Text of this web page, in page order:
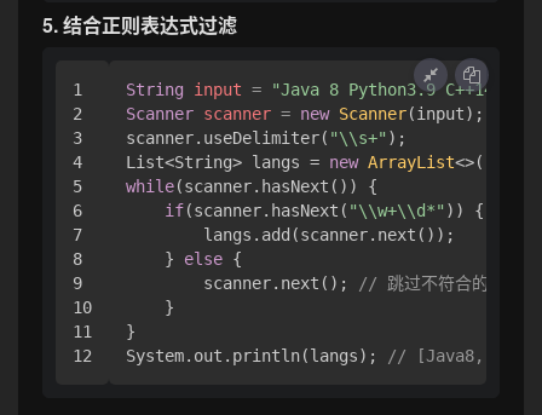
5. 结合正则表达式过滤
1
2
3
4
5
6
7
8
9
10
11
String input = "Java 8 Python3.9 C++14"
Scanner scanner = new Scanner(input);
scanner.useDelimiter( "\\s+" );
List<String> langs = new ArrayList
while(scanner.hasNext()) {
if(scanner.hasNext( "\\w+\\d*" )) {
        langs.add(scanner.next());
    }
else {
        scanner.next();
// 跳过不符合的内容
    }
}
System.out.println(langs);
// [Java8,